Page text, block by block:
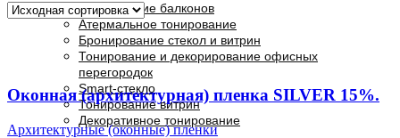
Тонирование балконов
Атермальное тонирование
Бронирование стекол и витрин
Тонирование и декорирование офисных
перегородок
Smart-стекло
Тонирование витрин
Декоративное тонирование
Оконная (архитектурная) пленка SILVER 15%.
Архитектурные (оконные) пленки